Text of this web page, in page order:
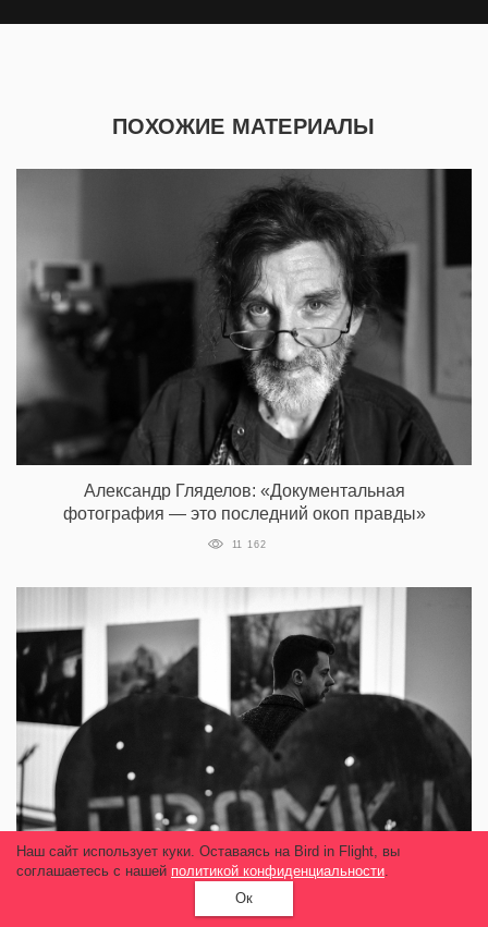
ПОХОЖИЕ МАТЕРИАЛЫ
Александр Гляделов: «Документальная
фотография — это последний окоп правды»
11 162
Олесь Кромпляс: «Снимать трупы и
Наш сайт использует куки. Оставаясь на Bird in Flight, вы
соглашаетесь с нашей политикой конфиденциальности.
Ок